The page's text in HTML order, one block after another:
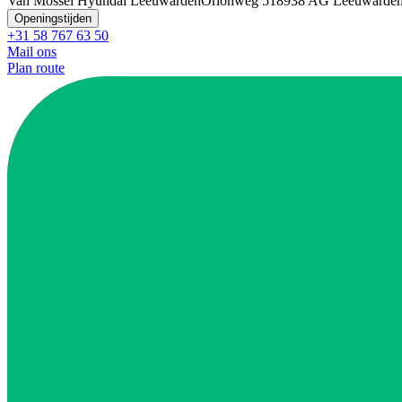
Openingstijden
+31 58 767 63 50
Mail ons
Plan route